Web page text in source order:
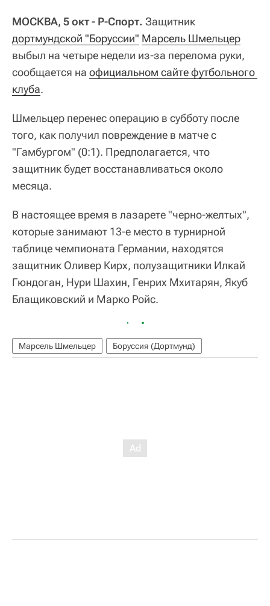
МОСКВА, 5 окт - Р-Спорт. Защитник
дортмундской "Боруссии" Марсель Шмельцер
выбыл на четыре недели из-за перелома руки,
сообщается на официальном сайте футбольного
клуба.
Шмельцер перенес операцию в субботу после
того, как получил повреждение в матче с
"Гамбургом" (0:1). Предполагается, что
защитник будет восстанавливаться около
месяца.
В настоящее время в лазарете "черно-желтых",
которые занимают 13-е место в турнирной
таблице чемпионата Германии, находятся
защитник Оливер Кирх, полузащитники Илкай
Гюндоган, Нури Шахин, Генрих Мхитарян, Якуб
Блащиковский и Марко Ройс.
Марсель Шмельцер Боруссия (Дортмунд)